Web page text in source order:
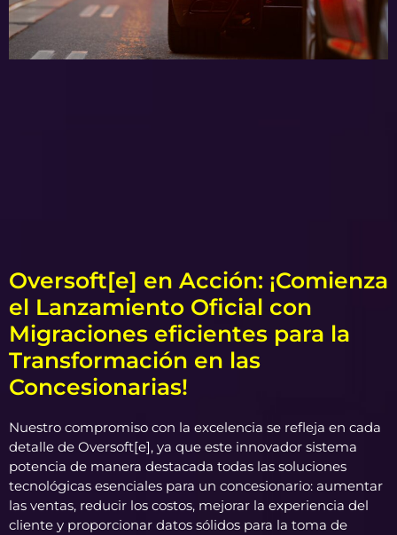
Oversoft[e] en Acción: ¡Comienza
el Lanzamiento Oficial con
Migraciones eficientes para la
Transformación en las
Concesionarias!
Nuestro compromiso con la excelencia se refleja en cada
detalle de Oversoft[e], ya que este innovador sistema
potencia de manera destacada todas las soluciones
tecnológicas esenciales para un concesionario: aumentar
las ventas, reducir los costos, mejorar la experiencia del
cliente y proporcionar datos sólidos para la toma de